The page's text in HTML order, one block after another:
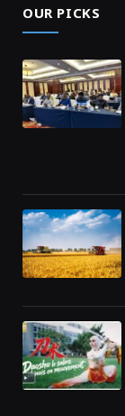
OUR PICKS